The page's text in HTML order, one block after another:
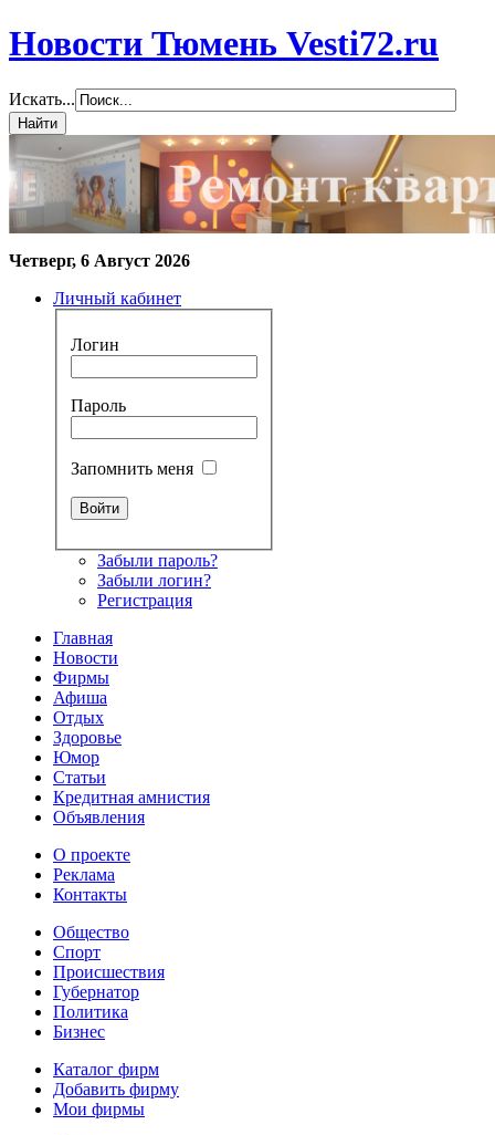
Новости Тюмень Vesti72.ru
Искать...
Четверг, 6 Август 2026
Личный кабинет
Логин
Пароль
Запомнить меня
Забыли пароль?
Забыли логин?
Регистрация
Главная
Новости
Фирмы
Афиша
Отдых
Здоровье
Юмор
Статьи
Кредитная амнистия
Объявления
О проекте
Реклама
Контакты
Общество
Спорт
Происшествия
Губернатор
Политика
Бизнес
Каталог фирм
Добавить фирму
Мои фирмы